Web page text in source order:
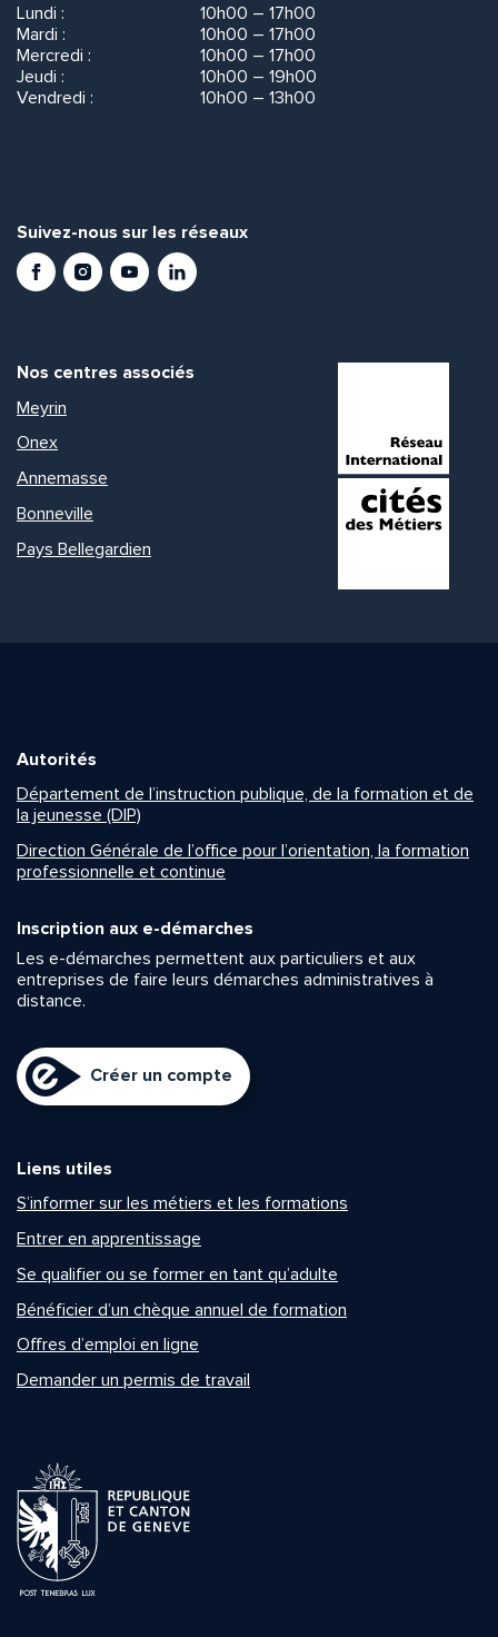
Lundi :
10h00 – 17h00
Mardi :
10h00 – 17h00
Mercredi :
10h00 – 17h00
Jeudi :
10h00 – 19h00
Vendredi :
10h00 – 13h00
Suivez-nous sur les réseaux
FacebookInstagramYoutubeLinkedIn
Nos centres associés
Meyrin
Onex
Annemasse
Bonneville
Pays Bellegardien
Autorités
Département de l’instruction publique, de la formation et de
la jeunesse (DIP)
Direction Générale de l’office pour l’orientation, la formation
professionnelle et continue
Inscription aux e-démarches
Les e-démarches permettent aux particuliers et aux
entreprises de faire leurs démarches administratives à
distance.
Créer un compte
Liens utiles
S’informer sur les métiers et les formations
Entrer en apprentissage
Se qualifier ou se former en tant qu’adulte
Bénéficier d’un chèque annuel de formation
Offres d’emploi en ligne
Demander un permis de travail